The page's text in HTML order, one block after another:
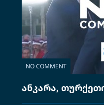
NO COMMENT
ანკარა,